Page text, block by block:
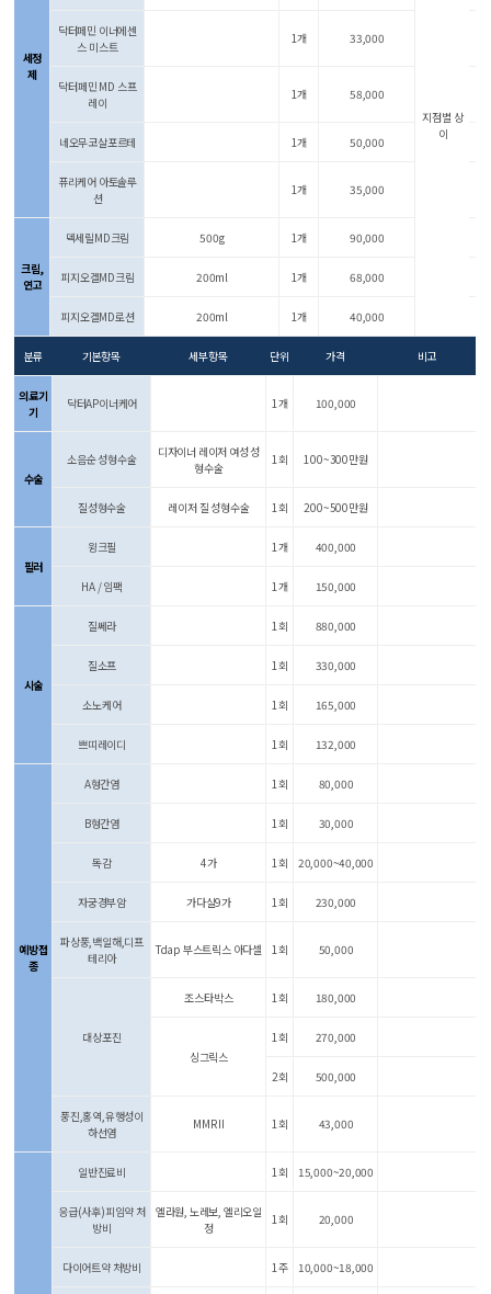
세정
제
지점별 상
이
닥터페민 이너에센
스 미스트
1개 33,000
닥터페민 MD 스프
레이
1개 58,000
네오무코살포르테 1개 50,000
퓨리케어 아토솔루
션
1개 35,000
크림,
연고
덱세릴MD크림 500g 1개 90,000
피지오겔MD크림 200ml 1개 68,000
피지오겔MD로션 200ml 1개 40,000
분류 기본항목 세부항목 단위 가격 비고
의료기
기
닥터AP이너케어 1개 100,000
수술
소음순 성형수술
디자이너 레이저 여성 성
형수술
1회 100~300만원
질성형수술 레이저 질 성형수술 1회 200~500만원
필러
윙크필 1개 400,000
HA / 임팩 1개 150,000
시술
질쎄라 1회 880,000
질소프 1회 330,000
소노케어 1회 165,000
쁘띠레이디 1회 132,000
예방접
종
A형간염 1회 80,000
B형간염 1회 30,000
독감 4가 1회 20,000~40,000
자궁경부암 가다실9가 1회 230,000
파상풍,백일해,디프
테리아
Tdap 부스트릭스 아다셀 1회 50,000
대상포진
조스타박스 1회 180,000
싱그릭스
1회 270,000
2회 500,000
풍진,홍역,유행성이
하선염
MMR II 1회 43,000
일반진료비 1회 15,000~20,000
응급(사후)피임약 처
방비
엘라원, 노레보, 엘리오일
정
1회 20,000
다이어트약 처방비 1주 10,000~18,000